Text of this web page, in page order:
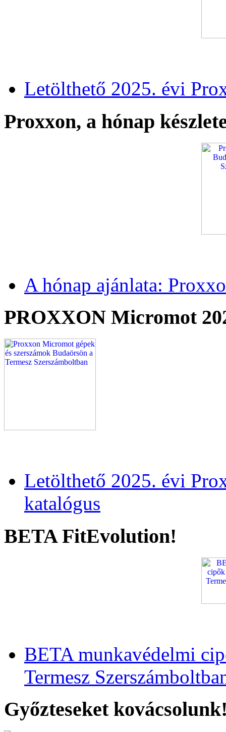
Letölthető 2025. évi
Proxxon, a hónap
A hónap ajánlata:
PROXXON Micromot
Letölthető 2025. évi
katalógus
BETA FitEvolution!
BETA munkavédelmi
Termesz
Győzteseket